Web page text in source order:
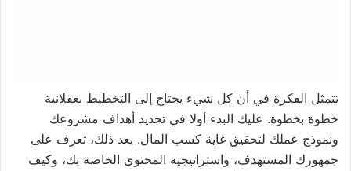
تتمثل الفكرة في أن كل شيء يحتاج إلى التخطيط بعقلانية
خطوة بخطوة. عليك البدء أولا في تحديد أهداف مشروعك
ونموذج عملك لتحقيق غاية كسب المال. بعد ذلك، تعرف على
جمهورك المستهدف، واستراتيجية المحتوى الخاصة بك، وكيف